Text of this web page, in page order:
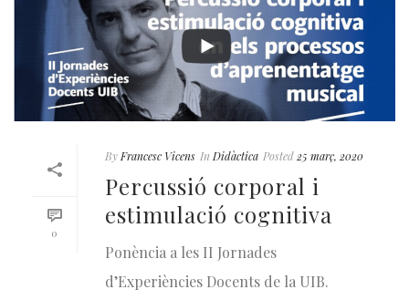
0
By Francesc Vicens In Didàctica Posted 25 març, 2020
Percussió corporal i
estimulació cognitiva
Ponència a les II Jornades
d’Experiències Docents de la UIB.